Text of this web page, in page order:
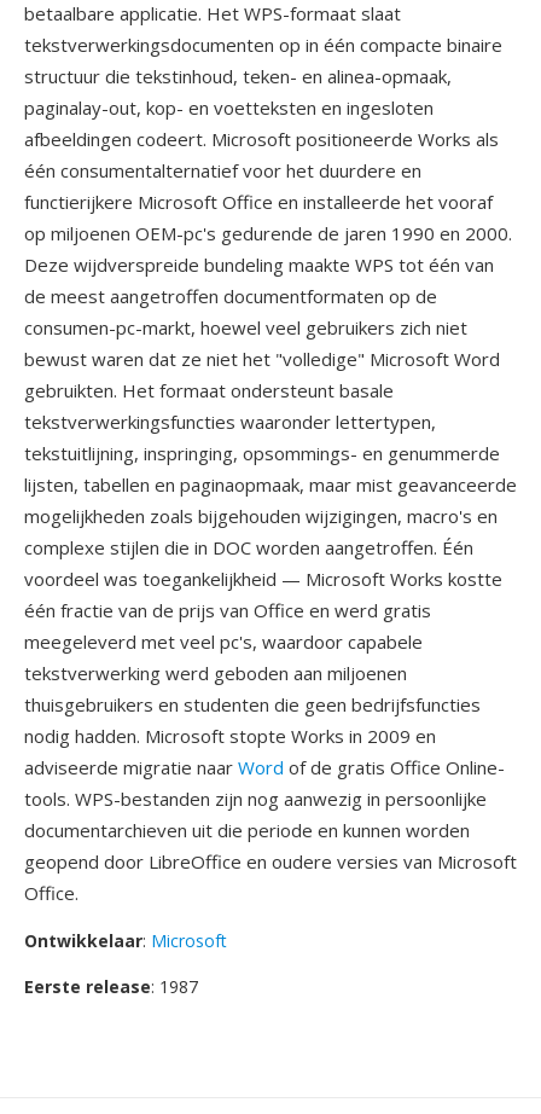
betaalbare applicatie. Het WPS-formaat slaat
tekstverwerkingsdocumenten op in één compacte binaire
structuur die tekstinhoud, teken- en alinea-opmaak,
paginalay-out, kop- en voetteksten en ingesloten
afbeeldingen codeert. Microsoft positioneerde Works als
één consumentalternatief voor het duurdere en
functierijkere Microsoft Office en installeerde het vooraf
op miljoenen OEM-pc's gedurende de jaren 1990 en 2000.
Deze wijdverspreide bundeling maakte WPS tot één van
de meest aangetroffen documentformaten op de
consumen-pc-markt, hoewel veel gebruikers zich niet
bewust waren dat ze niet het "volledige" Microsoft Word
gebruikten. Het formaat ondersteunt basale
tekstverwerkingsfuncties waaronder lettertypen,
tekstuitlijning, inspringing, opsommings- en genummerde
lijsten, tabellen en paginaopmaak, maar mist geavanceerde
mogelijkheden zoals bijgehouden wijzigingen, macro's en
complexe stijlen die in DOC worden aangetroffen. Één
voordeel was toegankelijkheid — Microsoft Works kostte
één fractie van de prijs van Office en werd gratis
meegeleverd met veel pc's, waardoor capabele
tekstverwerking werd geboden aan miljoenen
thuisgebruikers en studenten die geen bedrijfsfuncties
nodig hadden. Microsoft stopte Works in 2009 en
adviseerde migratie naar Word of de gratis Office Online-
tools. WPS-bestanden zijn nog aanwezig in persoonlijke
documentarchieven uit die periode en kunnen worden
geopend door LibreOffice en oudere versies van Microsoft
Office.
Ontwikkelaar: Microsoft
Eerste release: 1987